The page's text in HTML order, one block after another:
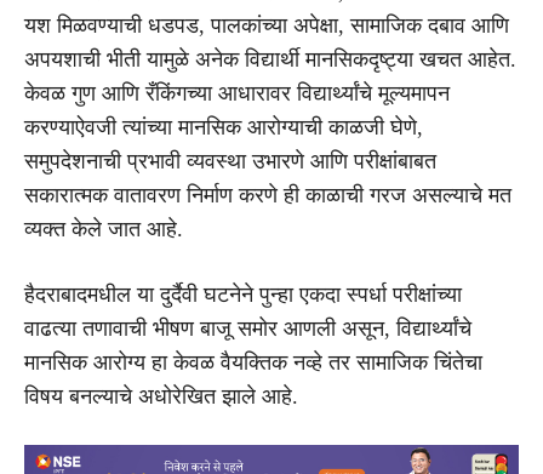
यश मिळवण्याची धडपड, पालकांच्या अपेक्षा, सामाजिक दबाव आणि
अपयशाची भीती यामुळे अनेक विद्यार्थी मानसिकदृष्ट्या खचत आहेत.
केवळ गुण आणि रँकिंगच्या आधारावर विद्यार्थ्यांचे मूल्यमापन
करण्याऐवजी त्यांच्या मानसिक आरोग्याची काळजी घेणे,
समुपदेशनाची प्रभावी व्यवस्था उभारणे आणि परीक्षांबाबत
सकारात्मक वातावरण निर्माण करणे ही काळाची गरज असल्याचे मत
व्यक्त केले जात आहे.
हैदराबादमधील या दुर्दैवी घटनेने पुन्हा एकदा स्पर्धा परीक्षांच्या
वाढत्या तणावाची भीषण बाजू समोर आणली असून, विद्यार्थ्यांचे
मानसिक आरोग्य हा केवळ वैयक्तिक नव्हे तर सामाजिक चिंतेचा
विषय बनल्याचे अधोरेखित झाले आहे.